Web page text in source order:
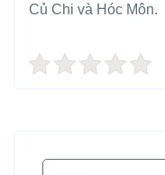
Củ Chi và Hóc Môn.